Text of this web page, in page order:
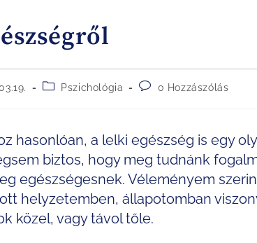
Pszichológia 0 Hozzászólás
hasonlóan, a lelki egészség is egy
biztos, hogy meg tudnánk
egészségesnek. Véleményem
helyzetemben, állapotomban
közel, vagy távol tőle.